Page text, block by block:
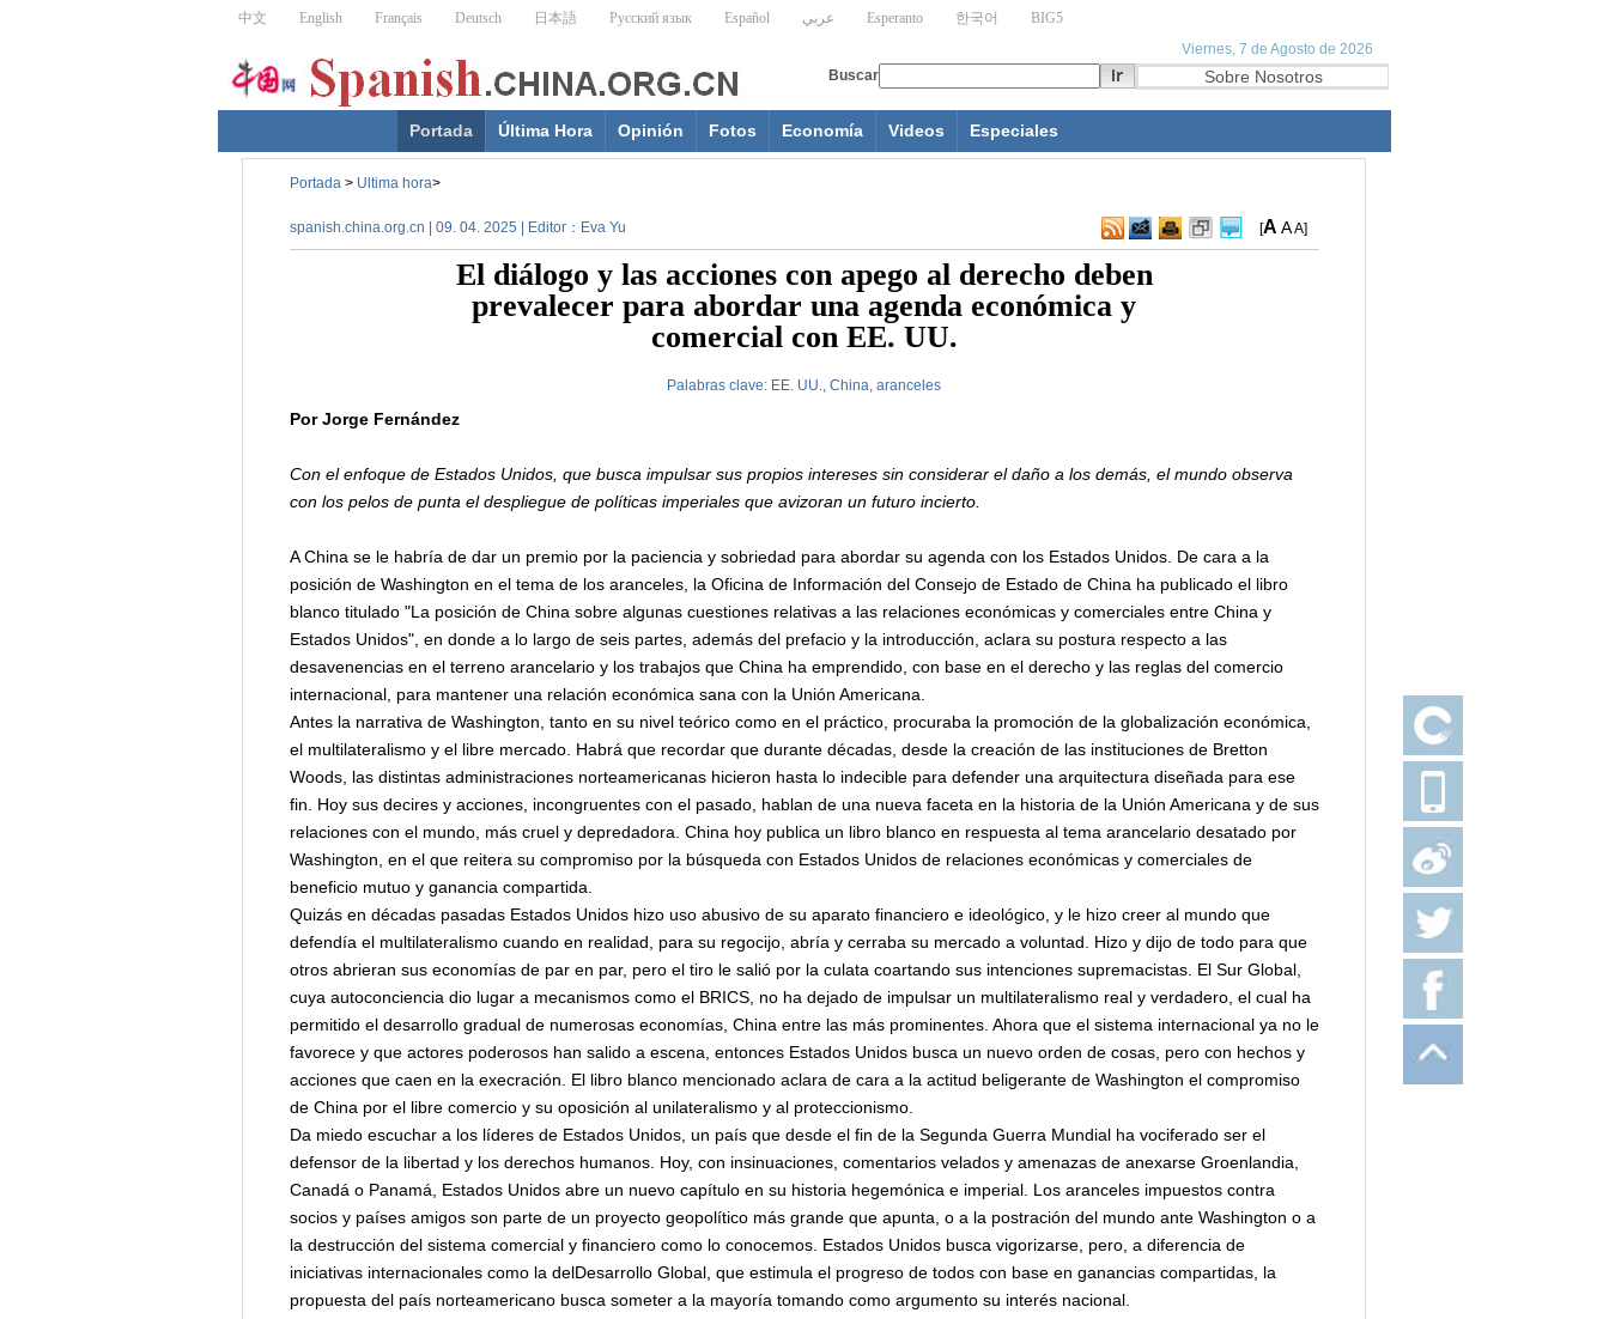
Portada Última Hora Opinión Fotos Economía Videos Especiales
Portada > Ultima hora>
spanish.china.org.cn | 09. 04. 2025 | Editor：Eva Yu [A AA]
El diálogo y las acciones con apego al derecho deben
prevalecer para abordar una agenda económica y
comercial con EE. UU.
Palabras clave: EE. UU., China, aranceles
Por Jorge Fernández
Con el enfoque de Estados Unidos, que busca impulsar sus propios intereses sin considerar el daño a los demás, el mundo observa
con los pelos de punta el despliegue de políticas imperiales que avizoran un futuro incierto.
A China se le habría de dar un premio por la paciencia y sobriedad para abordar su agenda con los Estados Unidos. De cara a la
posición de Washington en el tema de los aranceles, la Oficina de Información del Consejo de Estado de China ha publicado el libro
blanco titulado "La posición de China sobre algunas cuestiones relativas a las relaciones económicas y comerciales entre China y
Estados Unidos", en donde a lo largo de seis partes, además del prefacio y la introducción, aclara su postura respecto a las
desavenencias en el terreno arancelario y los trabajos que China ha emprendido, con base en el derecho y las reglas del comercio
internacional, para mantener una relación económica sana con la Unión Americana.
Antes la narrativa de Washington, tanto en su nivel teórico como en el práctico, procuraba la promoción de la globalización económica,
el multilateralismo y el libre mercado. Habrá que recordar que durante décadas, desde la creación de las instituciones de Bretton
Woods, las distintas administraciones norteamericanas hicieron hasta lo indecible para defender una arquitectura diseñada para ese
fin. Hoy sus decires y acciones, incongruentes con el pasado, hablan de una nueva faceta en la historia de la Unión Americana y de sus
relaciones con el mundo, más cruel y depredadora. China hoy publica un libro blanco en respuesta al tema arancelario desatado por
Washington, en el que reitera su compromiso por la búsqueda con Estados Unidos de relaciones económicas y comerciales de
beneficio mutuo y ganancia compartida.
Quizás en décadas pasadas Estados Unidos hizo uso abusivo de su aparato financiero e ideológico, y le hizo creer al mundo que
defendía el multilateralismo cuando en realidad, para su regocijo, abría y cerraba su mercado a voluntad. Hizo y dijo de todo para que
otros abrieran sus economías de par en par, pero el tiro le salió por la culata coartando sus intenciones supremacistas. El Sur Global,
cuya autoconciencia dio lugar a mecanismos como el BRICS, no ha dejado de impulsar un multilateralismo real y verdadero, el cual ha
permitido el desarrollo gradual de numerosas economías, China entre las más prominentes. Ahora que el sistema internacional ya no le
favorece y que actores poderosos han salido a escena, entonces Estados Unidos busca un nuevo orden de cosas, pero con hechos y
acciones que caen en la execración. El libro blanco mencionado aclara de cara a la actitud beligerante de Washington el compromiso
de China por el libre comercio y su oposición al unilateralismo y al proteccionismo.
Da miedo escuchar a los líderes de Estados Unidos, un país que desde el fin de la Segunda Guerra Mundial ha vociferado ser el
defensor de la libertad y los derechos humanos. Hoy, con insinuaciones, comentarios velados y amenazas de anexarse Groenlandia,
Canadá o Panamá, Estados Unidos abre un nuevo capítulo en su historia hegemónica e imperial. Los aranceles impuestos contra
socios y países amigos son parte de un proyecto geopolítico más grande que apunta, o a la postración del mundo ante Washington o a
la destrucción del sistema comercial y financiero como lo conocemos. Estados Unidos busca vigorizarse, pero, a diferencia de
iniciativas internacionales como la delDesarrollo Global, que estimula el progreso de todos con base en ganancias compartidas, la
propuesta del país norteamericano busca someter a la mayoría tomando como argumento su interés nacional.